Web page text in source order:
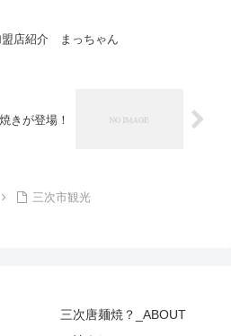
盟店紹介 まっちゃん
きが登場！
三次市観光
三次唐麺焼？_ABOUT